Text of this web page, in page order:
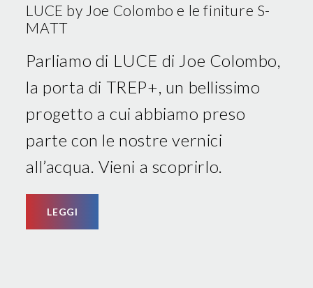
LUCE by Joe Colombo e le finiture S-
MATT
Parliamo di LUCE di Joe Colombo,
la porta di TREP+, un bellissimo
progetto a cui abbiamo preso
parte con le nostre vernici
all’acqua. Vieni a scoprirlo.
LEGGI